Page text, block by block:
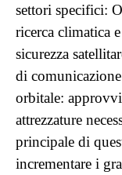
settori specifici:
ricerca climatica
sicurezza
di
orbitale:
attrezzature
principale di
incrementare i